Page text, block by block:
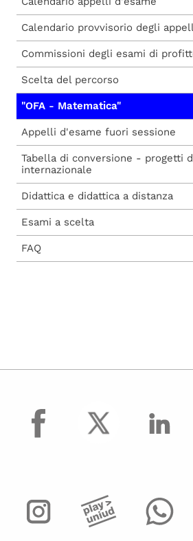
Calendario provvisorio degli
Commissioni degli esami di
Scelta del percorso
"OFA - Matematica"
Appelli d'esame fuori sessione
Tabella di conversione - progetti
internazionale
Didattica e didattica a distanza
Esami a scelta
FAQ
facebook